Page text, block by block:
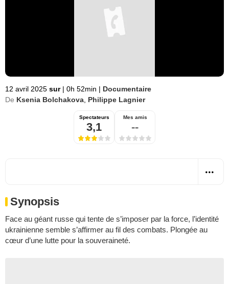
12 avril 2025 sur | 0h 52min | Documentaire
De Ksenia Bolchakova Philippe Lagnier
Spectateurs
3,1
Mes amis
--
Synopsis
Face au géant russe qui tente de s’imposer par la force, l’identité
ukrainienne semble s’affirmer au fil des combats. Plongée au
cœur d’une lutte pour la souveraineté.